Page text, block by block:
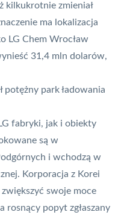
kilkukrotnie zmieniał
ma lokalizacja
LG Chem Wrocław
31,4 mln dolarów,
potężny park ładowania
fabryki, jak i obiekty
są w
i wchodzą w
Korporacja z Korei
swoje moce
rosnący popyt zgłaszany